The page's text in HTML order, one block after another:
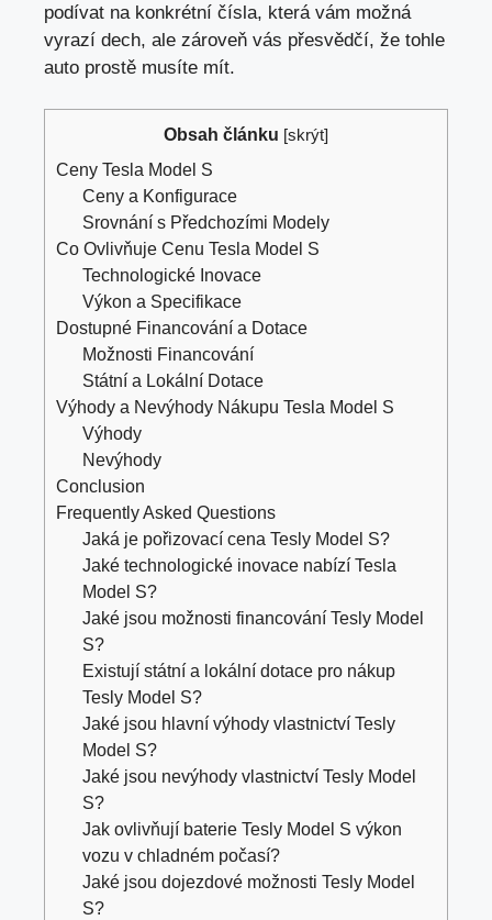
podívat na konkrétní čísla, která vám možná
vyrazí dech, ale zároveň vás přesvědčí, že tohle
auto prostě musíte mít.
Obsah článku [skrýt]
Ceny Tesla Model S
Ceny a Konfigurace
Srovnání s Předchozími Modely
Co Ovlivňuje Cenu Tesla Model S
Technologické Inovace
Výkon a Specifikace
Dostupné Financování a Dotace
Možnosti Financování
Státní a Lokální Dotace
Výhody a Nevýhody Nákupu Tesla Model S
Výhody
Nevýhody
Conclusion
Frequently Asked Questions
Jaká je pořizovací cena Tesly Model S?
Jaké technologické inovace nabízí Tesla
Model S?
Jaké jsou možnosti financování Tesly Model
S?
Existují státní a lokální dotace pro nákup
Tesly Model S?
Jaké jsou hlavní výhody vlastnictví Tesly
Model S?
Jaké jsou nevýhody vlastnictví Tesly Model
S?
Jak ovlivňují baterie Tesly Model S výkon
vozu v chladném počasí?
Jaké jsou dojezdové možnosti Tesly Model
S?